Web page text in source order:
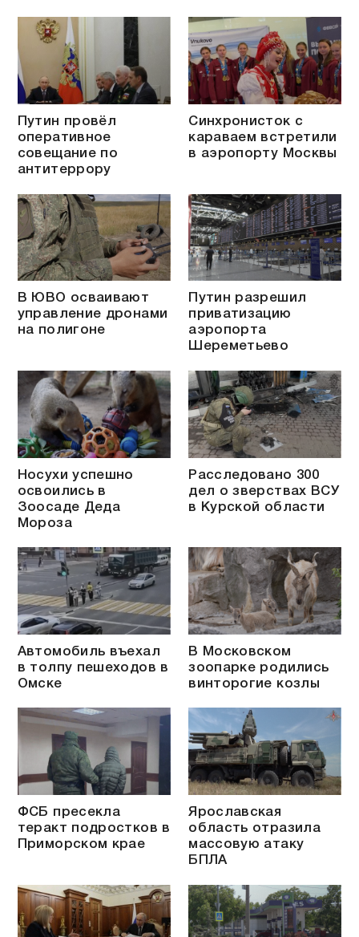
Путин провёл
оперативное
совещание по
антитеррору
Синхронисток с
караваем встретили
в аэропорту Москвы
В ЮВО осваивают
управление дронами
на полигоне
Путин разрешил
приватизацию
аэропорта
Шереметьево
Носухи успешно
освоились в
Зоосаде Деда
Мороза
Расследовано 300
дел о зверствах ВСУ
в Курской области
Автомобиль въехал
в толпу пешеходов в
Омске
В Московском
зоопарке родились
винторогие козлы
ФСБ пресекла
теракт подростков в
Приморском крае
Ярославская
область отразила
массовую атаку
БПЛА